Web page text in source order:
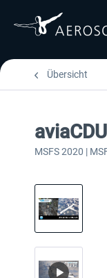
Übersicht
MSFS 2020 |